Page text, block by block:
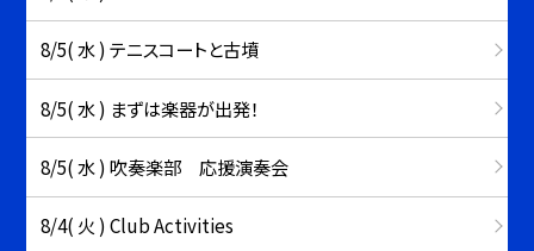
8/5( 水 ) テニスコートと古墳
8/5( 水 ) まずは楽器が出発！
8/5( 水 ) 吹奏楽部 応援演奏会
8/4( 火 ) Club Activities